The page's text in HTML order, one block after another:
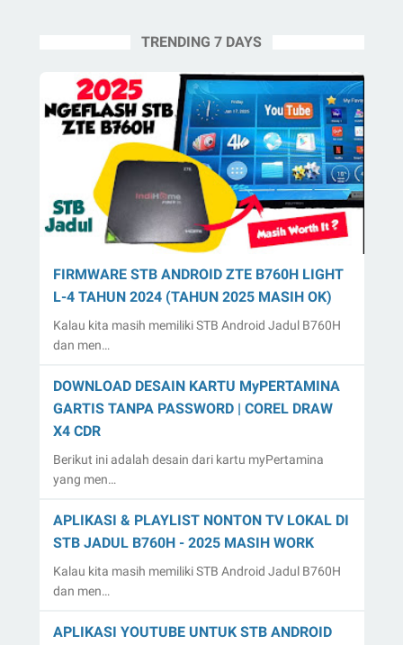
TRENDING 7 DAYS
FIRMWARE STB ANDROID ZTE B760H LIGHT
L-4 TAHUN 2024 (TAHUN 2025 MASIH OK)
Kalau kita masih memiliki STB Android Jadul B760H
dan men…
DOWNLOAD DESAIN KARTU MyPERTAMINA
GARTIS TANPA PASSWORD | COREL DRAW
X4 CDR
Berikut ini adalah desain dari kartu myPertamina
yang men…
APLIKASI & PLAYLIST NONTON TV LOKAL DI
STB JADUL B760H - 2025 MASIH WORK
Kalau kita masih memiliki STB Android Jadul B760H
dan men…
APLIKASI YOUTUBE UNTUK STB ANDROID